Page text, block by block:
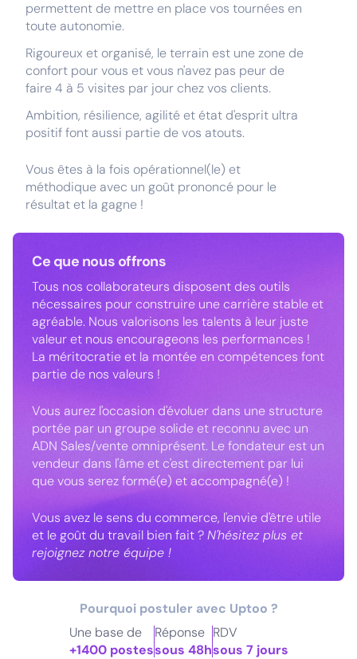
permettent de mettre en place vos tournées en
toute autonomie.
Rigoureux et organisé, le terrain est une zone de
confort pour vous et vous n'avez pas peur de
faire 4 à 5 visites par jour chez vos clients.
Ambition, résilience, agilité et état d'esprit ultra
positif font aussi partie de vos atouts.
Vous êtes à la fois opérationnel(le) et
méthodique avec un goût prononcé pour le
résultat et la gagne !
Ce que nous offrons
Tous nos collaborateurs disposent des outils
nécessaires pour construire une carrière stable et
agréable. Nous valorisons les talents à leur juste
valeur et nous encourageons les performances !
La méritocratie et la montée en compétences font
partie de nos valeurs !
Vous aurez l'occasion d'évoluer dans une structure
portée par un groupe solide et reconnu avec un
ADN Sales/vente omniprésent. Le fondateur est un
vendeur dans l'âme et c'est directement par lui
que vous serez formé(e) et accompagné(e) !
Vous avez le sens du commerce, l'envie d'être utile
et le goût du travail bien fait ?N'hésitez plus et
rejoignez notre équipe !
Pourquoi postuler avec Uptoo ?
Une base de
+1400 postes
Réponse
sous 48h
RDV
sous 7 jours